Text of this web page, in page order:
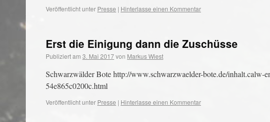
Veröffentlicht unter Presse | Hinterlasse einen Kommentar
Erst die Einigung dann die Zuschüsse
Publiziert am 3. Mai 2017von Markus Wiest
Schwarzwälder Bote http://www.schwarzwaelder-bote.de/inhalt.calw-
54e865c0200c.html
Veröffentlicht unter Presse | Hinterlasse einen Kommentar